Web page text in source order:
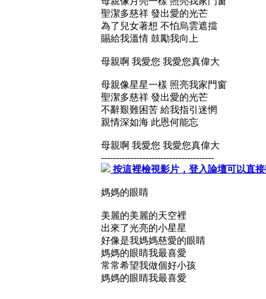
聖潔多慈祥 發出愛的光芒
為了兒女著想 不怕烏雲遮擋
賜給我溫情 鼓勵我向上
母親啊 我愛您 我愛您真偉大
母親像星星一樣 照亮我家門窗
聖潔多慈祥 發出愛的光芒
不辭艱難困苦 給我指引迷惘
親情深如海 此恩何能忘
母親啊 我愛您 我愛您真偉大
--------------------------------------
按這裡檢視影片，登入論壇可以直
媽媽的眼睛
美麗的美麗的天空裡
出來了光亮的小星星
好像是我媽媽慈愛的眼睛
媽媽的眼睛我最喜愛
常常希望我做個好小孩
媽媽的眼睛我最喜愛